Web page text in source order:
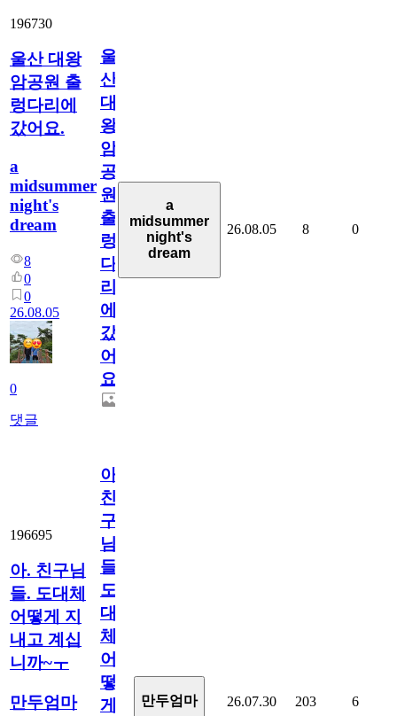
196730
울산 대왕
암공원 출
렁다리에
갔어요.
a
midsummer
night's
dream
8
0
0
26.08.05
0
댓글
울
산
대
왕
암
공
원
출
렁
다
리
에
갔
어
요.
a
midsummer
night's
dream
26.08.05 8 0
196695
아. 친구님
들. 도대체
어떻게 지
내고 계십
니까~ㅜ
만두엄마
아.
친
구
님
들.
도
대
체
어
떻
게
만두엄마 26.07.30 203 6